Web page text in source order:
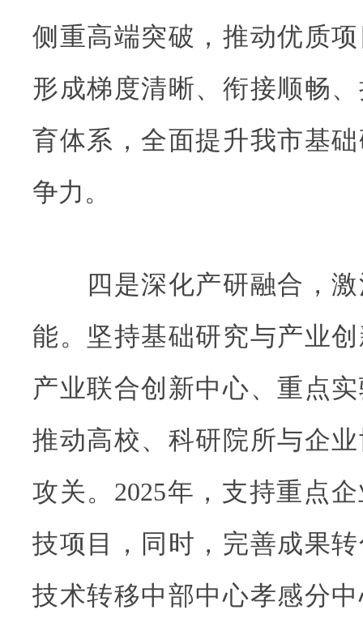
侧重高端突破，推动优质
形成梯度清晰、衔接顺畅
育体系，全面提升我市基
争力。
四是深化产研融合，激
能。坚持基础研究与产业
产业联合创新中心、重点
推动高校、科研院所与企
攻关。2025年，支持重点
技项目，同时，完善成果
技术转移中部中心孝感分